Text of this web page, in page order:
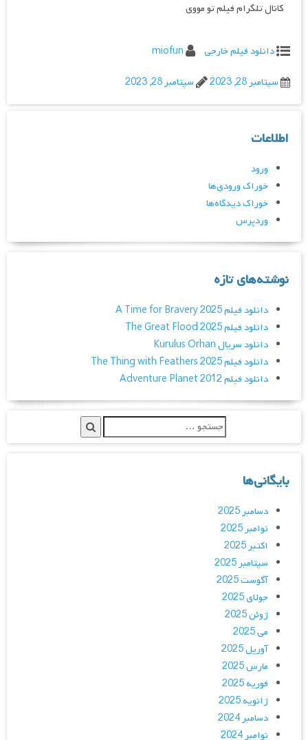
کانال تلگرام فیلم تو مووی
دانلود فیلم خارجی
miofun
سپتامبر 28, 2023
سپتامبر 28, 2023
اطلاعات
ورود
خوراک ورودی‌ها
خوراک دیدگاه‌ها
وردپرس
نوشته‌های تازه
دانلود فیلم A Time for Bravery 2025
دانلود فیلم The Great Flood 2025
دانلود سریال Kurulus Orhan
دانلود فیلم The Thing with Feathers 2025
دانلود فیلم Adventure Planet 2012
بایگانی‌ها
دسامبر 2025
نوامبر 2025
اکتبر 2025
سپتامبر 2025
آگوست 2025
جولای 2025
ژوئن 2025
می 2025
آوریل 2025
مارس 2025
فوریه 2025
ژانویه 2025
دسامبر 2024
نوامبر 2024